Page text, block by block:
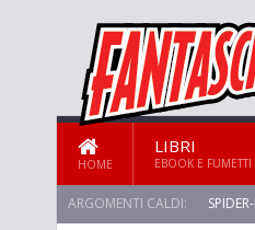
HOME
LIBRI
EBOOK E FUMETTI
ARGOMENTI CALDI: